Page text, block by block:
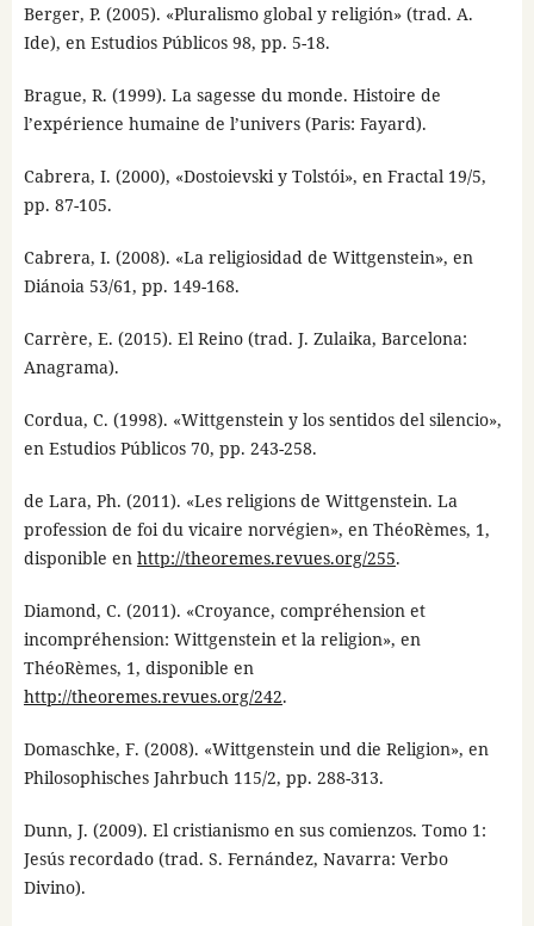
Berger, P. (2005). «Pluralismo global y religión» (trad. A.
Ide), en Estudios Públicos 98, pp. 5-18.
Brague, R. (1999). La sagesse du monde. Histoire de
l’expérience humaine de l’univers (Paris: Fayard).
Cabrera, I. (2000), «Dostoievski y Tolstói», en Fractal 19/5,
pp. 87-105.
Cabrera, I. (2008). «La religiosidad de Wittgenstein», en
Diánoia 53/61, pp. 149-168.
Carrère, E. (2015). El Reino (trad. J. Zulaika, Barcelona:
Anagrama).
Cordua, C. (1998). «Wittgenstein y los sentidos del silencio»,
en Estudios Públicos 70, pp. 243-258.
de Lara, Ph. (2011). «Les religions de Wittgenstein. La
profession de foi du vicaire norvégien», en ThéoRèmes, 1,
disponible en http://theoremes.revues.org/255.
Diamond, C. (2011). «Croyance, compréhension et
incompréhension: Wittgenstein et la religion», en
ThéoRèmes, 1, disponible en
http://theoremes.revues.org/242.
Domaschke, F. (2008). «Wittgenstein und die Religion», en
Philosophisches Jahrbuch 115/2, pp. 288-313.
Dunn, J. (2009). El cristianismo en sus comienzos. Tomo 1:
Jesús recordado (trad. S. Fernández, Navarra: Verbo
Divino).